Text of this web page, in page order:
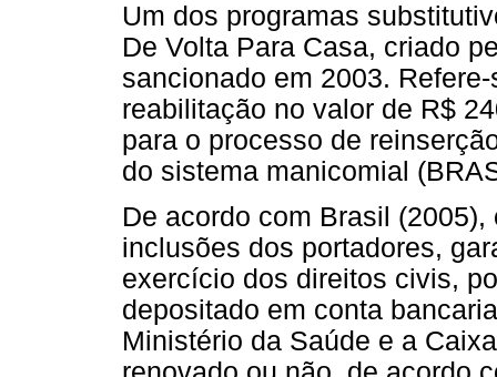
Um dos programas
De Volta Para Casa, criado
sancionado em 2003.
reabilitação no valor de R$
para o processo de
do sistema manicomial
De acordo com Brasil
inclusões dos portadores,
exercício dos direitos civis,
depositado em conta
Ministério da Saúde e a